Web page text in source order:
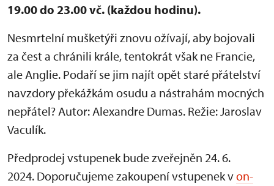
19.00 do 23.00 vč. (každou hodinu).
Nesmrtelní mušketýři znovu ožívají, aby bojovali
za čest a chránili krále, tentokrát však ne Francie,
ale Anglie. Podaří se jim najít opět staré přátelství
navzdory překážkám osudu a nástrahám mocných
nepřátel? Autor: Alexandre Dumas. Režie: Jaroslav
Vaculík.
Předprodej vstupenek bude zveřejněn 24. 6.
2024. Doporučujeme zakoupení vstupenek von-